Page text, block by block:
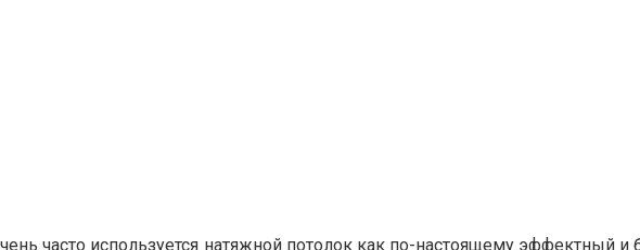
часто используется натяжной потолок как по-настоящему эффектный и